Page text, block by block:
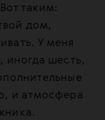
таким:
дом,
У меня
иногда шесть,
и атмосфера